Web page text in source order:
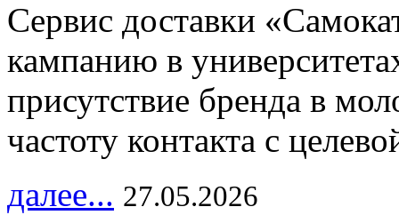
Сервис доставки
кампанию в
присутствие бренда в
частоту контакта с
далее... 27.05.2026